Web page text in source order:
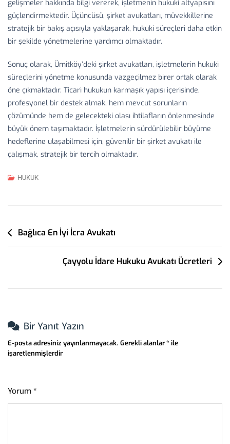
gelişmeler hakkında bilgi vererek, işletmenin hukuki altyapısını
güçlendirmektedir. Üçüncüsü, şirket avukatları, müvekkillerine
stratejik bir bakış açısıyla yaklaşarak, hukuki süreçleri daha etkin
bir şekilde yönetmelerine yardımcı olmaktadır.
Sonuç olarak, Ümitköy’deki şirket avukatları, işletmelerin hukuki
süreçlerini yönetme konusunda vazgeçilmez birer ortak olarak
öne çıkmaktadır. Ticari hukukun karmaşık yapısı içerisinde,
profesyonel bir destek almak, hem mevcut sorunların
çözümünde hem de gelecekteki olası ihtilafların önlenmesinde
büyük önem taşımaktadır. İşletmelerin sürdürülebilir büyüme
hedeflerine ulaşabilmesi için, güvenilir bir şirket avukatı ile
çalışmak, stratejik bir tercih olmaktadır.
HUKUK
YazıBağlıca En İyi İcra Avukatı
Çayyolu İdare Hukuku Avukatı Ücretleri
Bir Yanıt Yazın
E-posta adresiniz yayınlanmayacak. Gerekli alanlar* ile
işaretlenmişlerdir
Yorum *